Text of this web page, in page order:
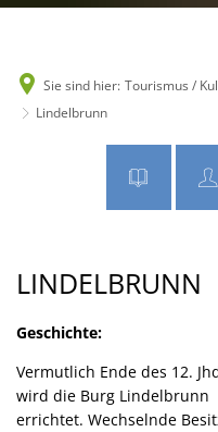
Sie sind hier: Tourismus /
Lindelbrunn
Lindelbrunn
LINDELBRUNN
Geschichte:
Vermutlich Ende des 12.
wird die Burg Lindelbrunn
errichtet. Wechselnde